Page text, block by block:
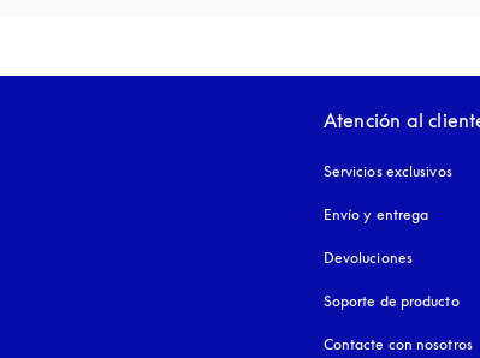
Atención al
Servicios exclusivos
Envío y entrega
Devoluciones
Soporte de producto
Contacte con nosotros